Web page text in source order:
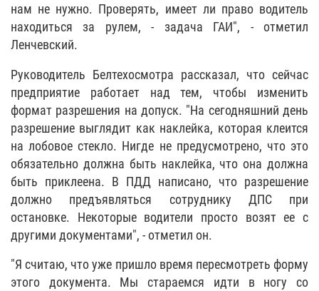
нам не нужно. Проверять, имеет ли право водитель
находиться за рулем, - задача ГАИ", - отметил
Ленчевский.
Руководитель Белтехосмотра рассказал, что сейчас
предприятие работает над тем, чтобы изменить
формат разрешения на допуск. "На сегодняшний день
разрешение выглядит как наклейка, которая клеится
на лобовое стекло. Нигде не предусмотрено, что это
обязательно должна быть наклейка, что она должна
быть приклеена. В ПДД написано, что разрешение
должно предъявляться сотруднику ДПС при
остановке. Некоторые водители просто возят ее с
другими документами", - отметил он.
"Я считаю, что уже пришло время пересмотреть форму
этого документа. Мы стараемся идти в ногу со